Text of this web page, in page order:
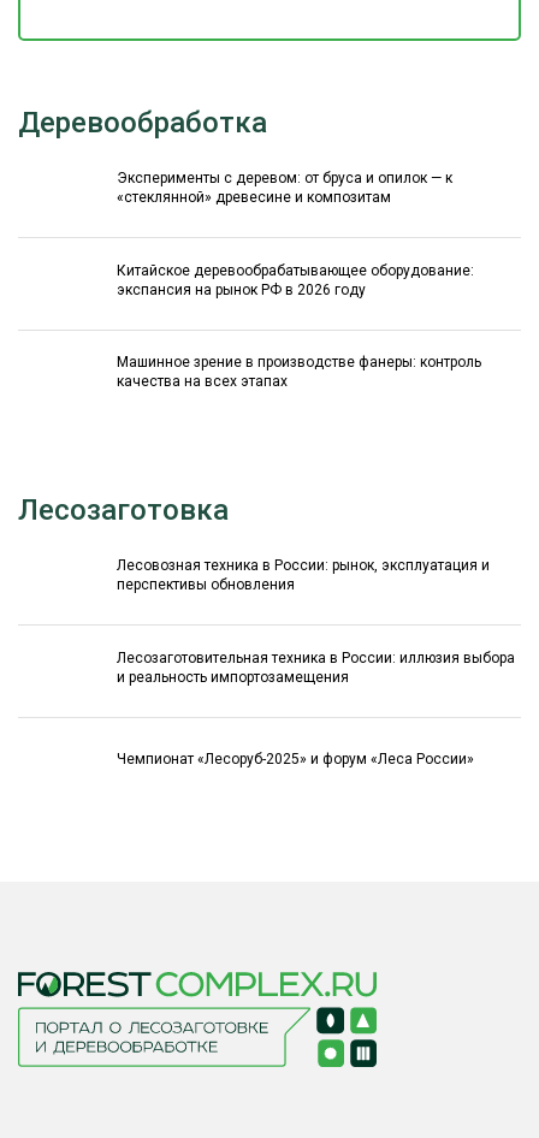
Деревообработка
Эксперименты с деревом: от бруса и опилок — к
«стеклянной» древесине и композитам
Китайское деревообрабатывающее оборудование:
экспансия на рынок РФ в 2026 году
Машинное зрение в производстве фанеры: контроль
качества на всех этапах
Лесозаготовка
Лесовозная техника в России: рынок, эксплуатация и
перспективы обновления
Лесозаготовительная техника в России: иллюзия выбора
и реальность импортозамещения
Чемпионат «Лесоруб-2025» и форум «Леса России»